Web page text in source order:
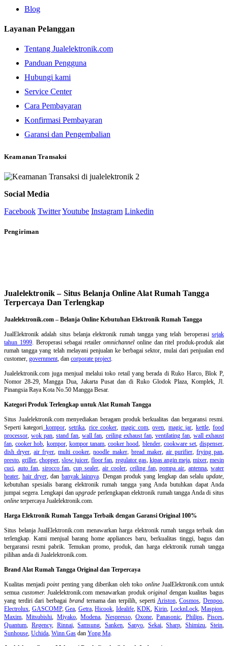
Blog
Layanan Pelanggan
Tentang Jualelektronik.com
Panduan Pengguna
Hubungi kami
Service Center
Cara Pembayaran
Konfirmasi Pembayaran
Garansi dan Pengembalian
Keamanan Transaksi
Social Media
Facebook TwitterYoutube Instagram Linkedin
Pengiriman
Jualelektronik – Situs Belanja Online Alat Rumah Tangga
Terpercaya Dan Terlengkap
Jualelektronik.com – Belanja Online Kebutuhan Elektronik Rumah Tangga
JualElektronik adalah situs belanja elektronik rumah tanggayang telah beroperasisejak
tahun 1999. Beroperasi sebagai retaileromnichannel online dan ritel produk-produk alat
rumah tangga yang telah melayani penjualan ke berbagai sektor, mulai dari penjualan end
customer, government , dan corporate project
Jualelektronik.com juga menjual melalui toko retail yang berada di Ruko Harco, Blok P,
Nomor 28-29, Mangga Dua, Jakarta Pusat dan di Ruko Glodok Plaza, Komplek, Jl.
Pinangsia Raya Kota No.50 Mangga Besar.
Kategori Produk Terlengkap untuk Alat Rumah Tangga
Situs Jualelektronik.com menyediakan beragam produk berkualitas dan bergaransi resmi.
Seperti kategori kompor,setrika rice cooker magic com,oven magic jar kettle,food
processor ,wok pan ,stand fan ,wall fan ceiling exhaust fan, ventilating fan, wall exhaust
fan ,cooker hob kompor, kompor tanam,cooker hood blender, cookware set,dispenser
dish dryer ,air fryer ,multi cooker ,noodle maker, bread maker, air purifier, frying pan
presto ,griller ,chopper ,slow juicer ,floor fan regulator gas, kipas angin meja, mixer,mesin
cuci auto fan, sirocco fan ,cup sealer ,air cooler, ceiling fan,pompa air ,antenna ,water
heater hair dryer, dan banyak lainnya. Dengan produk yang lengkap dan selalu update
kebutuhan spesialis barang elektronik rumah tangga yang Anda butuhkan dapat Anda
jumpai segera. Lengkapi danupgrade perlengkapan elektronik rumah tangga Anda di situs
online terpercaya Jualelektronik.com.
Harga Elektronik Rumah Tangga Terbaik dengan Garansi Original 100%
Situs belanjaJualElektronik.com menawarkan harga elektronik rumah tangga terbaik dan
terlengkap. Kami menjual barang home appliances baru, berkualitas tinggi, bagus dan
bergaransi resmi pabrik. Temukan promo, produk, dan harga elektronik rumah tangga
pilihan anda di Jualelektronik.com.
Brand Alat Rumah Tangga Original dan Terpercaya
Kualitas menjadipointpenting yang diberikan oleh toko onlineJualElektronik.com untuk
semua customer. Jualelektronik.com menawarkan produkoriginal dengan kualitas bagus
yang terdiri dari berbagai brandternama dan terpilih, seperti Ariston,Cosmos ,Denpoo
Electrolux GASCOMP,Gea Getra,Hicook Idealife,KDK Kirin, LocknLock,Maspion
Maxim ,Mitsubishi Miyako,Modena Nespresso, Oxone,Panasonic Philips, Pisces
Quantum
Regency, Rinnai,Samsung ,Sanken Sanyo, Sekai,Sharp ,Shimizu ,Stein
Sunhouse Uchida Winn Gas dan Yong Ma